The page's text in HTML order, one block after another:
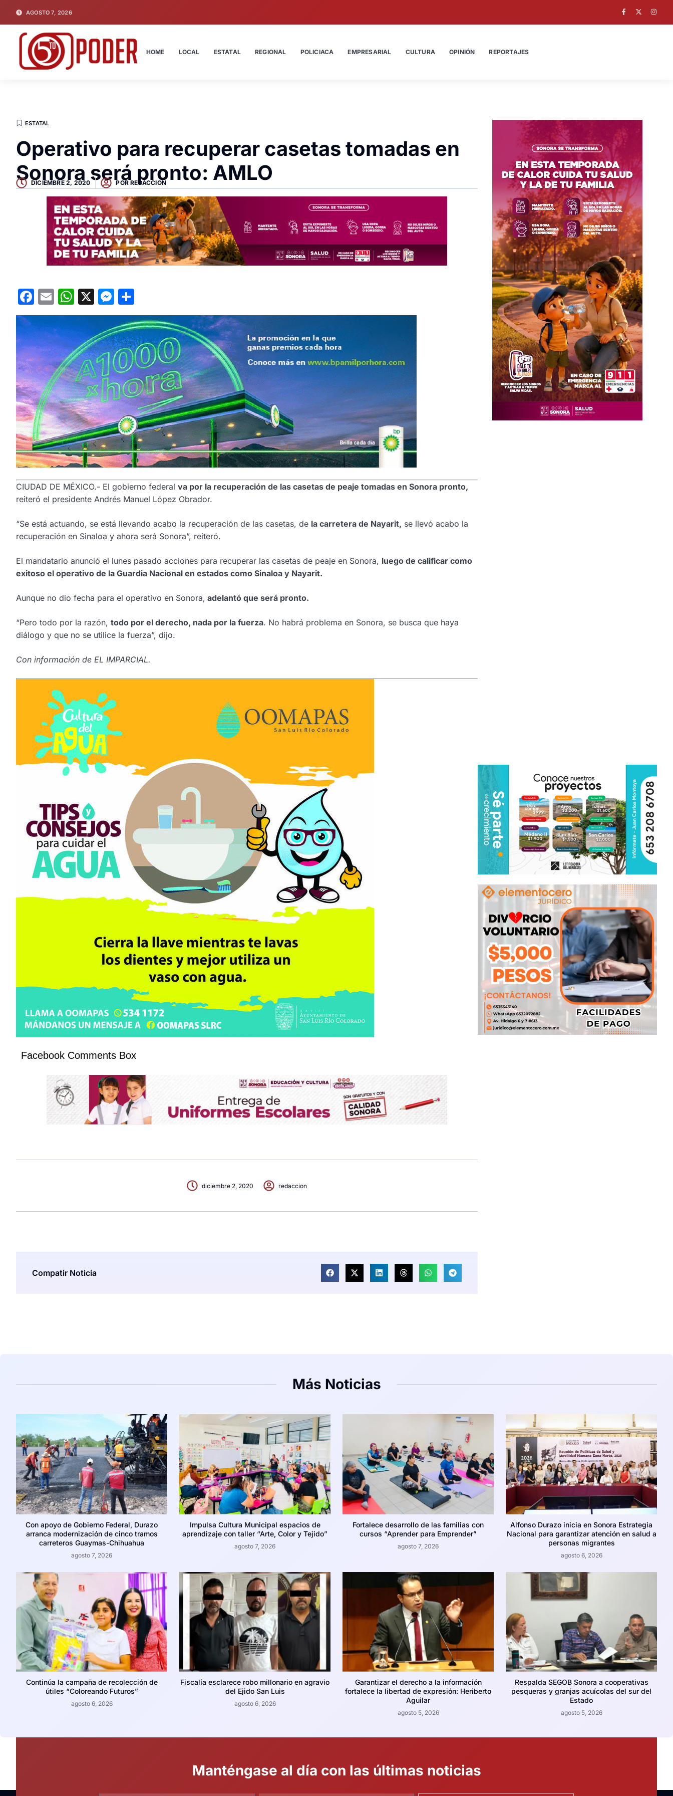
AGOSTO 7, 2026
HOME LOCAL ESTATAL REGIONAL POLICIACA EMPRESARIAL CULTURA OPINIÓN REPORTAJES
ESTATAL
Operativo para recuperar casetas tomadas en
Sonora será pronto: AMLO
DICIEMBRE 2, 2020 POR REDACCION
Facebook
EmailWhatsApp
X Messenger
CIUDAD DE MÉXICO.- El gobierno federal va por la recuperación de las casetas de peaje tomadas en Sonora pronto,
reiteró el presidente Andrés Manuel López Obrador.
“Se está actuando, se está llevando acabo la recuperación de las casetas, de la carretera de Nayarit, se llevó acabo la
recuperación en Sinaloa y ahora será Sonora”, reiteró.
El mandatario anunció el lunes pasado acciones para recuperar las casetas de peaje en Sonora, luego de calificar como
exitoso el operativo de la Guardia Nacional en estados como Sinaloa y Nayarit.
Aunque no dio fecha para el operativo en Sonora, adelantó que será pronto.
“Pero todo por la razón, todo por el derecho, nada por la fuerza. No habrá problema en Sonora, se busca que haya
diálogo y que no se utilice la fuerza”, dijo.
Con información de EL IMPARCIAL.
Facebook Comments Box
diciembre 2, 2020 redaccion
Compatir Noticia
Más Noticias
Con apoyo de Gobierno Federal, Durazo
arranca modernización de cinco tramos
carreteros Guaymas-Chihuahua
agosto 7, 2026
Impulsa Cultura Municipal espacios de
aprendizaje con taller “Arte, Color y Tejido”
agosto 7, 2026
Fortalece desarrollo de las familias con
cursos “Aprender para Emprender”
agosto 7, 2026
Alfonso Durazo inicia en Sonora Estrategia
Nacional para garantizar atención en salud a
personas migrantes
agosto 6, 2026
Continúa la campaña de recolección de
útiles “Coloreando Futuros”
agosto 6, 2026
Fiscalía esclarece robo millonario en agravio
del Ejido San Luis
agosto 6, 2026
Garantizar el derecho a la información
fortalece la libertad de expresión: Heriberto
Aguilar
agosto 5, 2026
Respalda SEGOB Sonora a cooperativas
pesqueras y granjas acuícolas del sur del
Estado
agosto 5, 2026
Manténgase al día con las últimas noticias